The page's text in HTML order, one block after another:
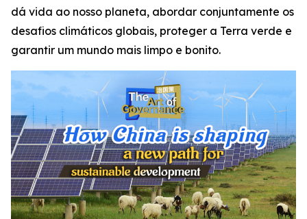
dá vida ao nosso planeta, abordar conjuntamente os
desafios climáticos globais, proteger a Terra verde e
garantir um mundo mais limpo e bonito.